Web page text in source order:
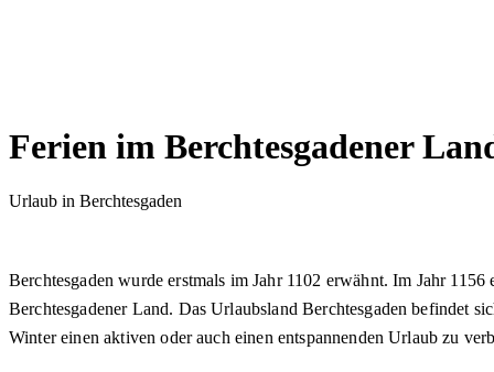
Ferien im Berchtesgadener
Urlaub in Berchtesgaden
Berchtesgaden wurde erstmals im Jahr 1102 erwähnt. Im Jahr
Berchtesgadener Land. Das Urlaubsland Berchtesgaden befindet
Winter einen aktiven oder auch einen entspannenden Urlaub zu